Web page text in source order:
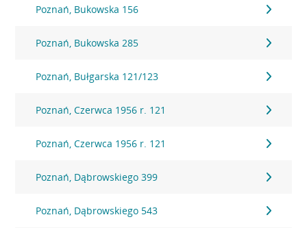
Poznań, Bukowska 156
Poznań, Bukowska 285
Poznań, Bułgarska 121/123
Poznań, Czerwca 1956 r. 121
Poznań, Czerwca 1956 r. 121
Poznań, Dąbrowskiego 399
Poznań, Dąbrowskiego 543